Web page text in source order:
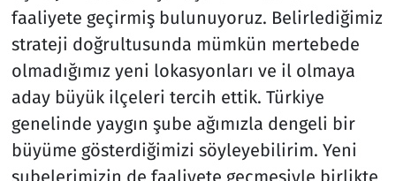
faaliyete geçirmiş bulunuyoruz. Belirlediğimiz
strateji doğrultusunda mümkün mertebede
olmadığımız yeni lokasyonları ve il olmaya
aday büyük ilçeleri tercih ettik. Türkiye
genelinde yaygın şube ağımızla dengeli bir
büyüme gösterdiğimizi söyleyebilirim. Yeni
şubelerimizin de faaliyete geçmesiyle birlikte